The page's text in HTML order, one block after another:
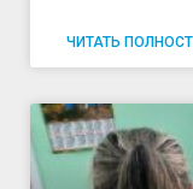
ЧИТАТЬ